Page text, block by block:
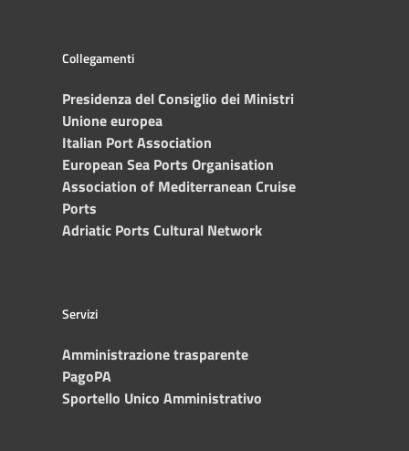
Collegamenti
Presidenza del Consiglio dei Ministri
Unione europea
Italian Port Association
European Sea Ports Organisation
Association of Mediterranean Cruise
Ports
Adriatic Ports Cultural Network
Servizi
Amministrazione trasparente
PagoPA
Sportello Unico Amministrativo